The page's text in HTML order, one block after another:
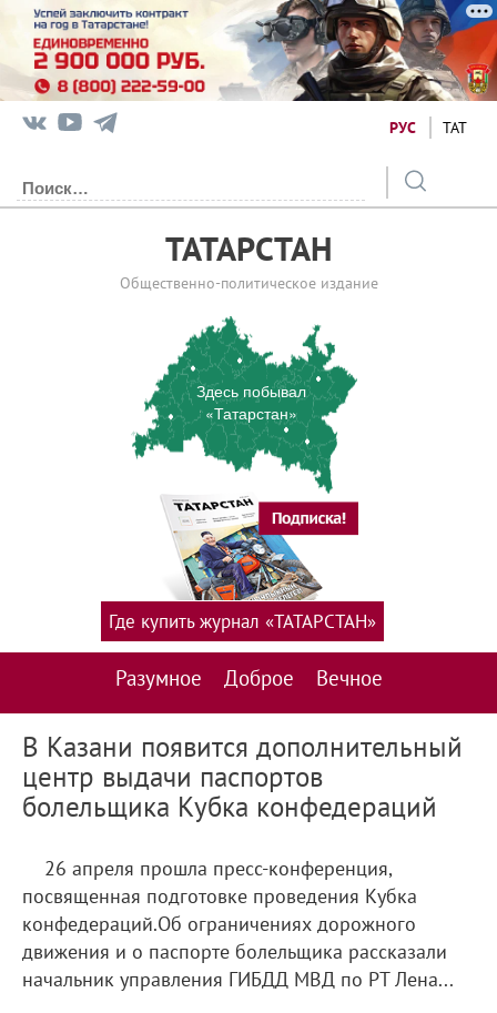
РУС ТАТ
ТАТАРСТАН
Общественно-политическое издание
Здесь побывал
«Татарстан»
Разумное Доброе Вечное
Где купить журнал «ТАТАРСТАН»
В Казани появится дополнительный
центр выдачи паспортов
болельщика Кубка конфедераций
26 апреля прошла пресс-конференция,
посвященная подготовке проведения Кубка
конфедераций.Об ограничениях дорожного
движения и о паспорте болельщика рассказали
начальник управления ГИБДД МВД по РТ Лена...